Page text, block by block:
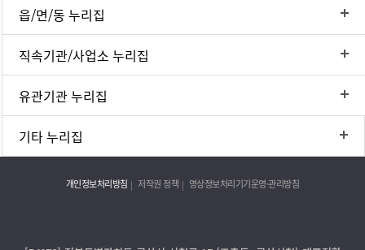
읍/면/동 누리집
직속기관/사업소 누리집
유관기관 누리집
기타 누리집
개인정보처리방침 저작권 정책 영상정보처리기기운영·관리방침